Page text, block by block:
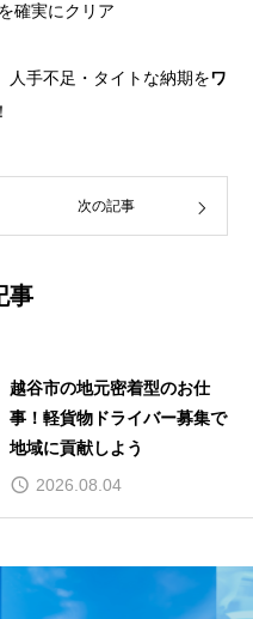
確実にクリア
人手不足・タイトな納期をワ
次の記事
事
越谷市の地元密着型のお仕
事！軽貨物ドライバー募集で
地域に貢献しよう
2026.08.04